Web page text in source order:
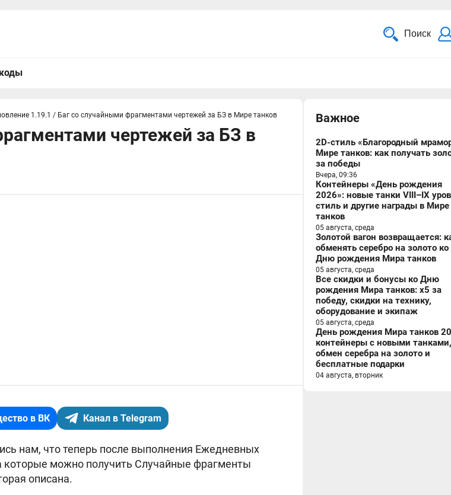
Поиск
1.19.1 / Баг со случайными фрагментами чертежей за БЗ в Мире танков
чертежей за БЗ в
в ВК Канал в Telegram
нам, что теперь после выполнения Ежедневных
которые можно получить Случайные фрагменты
описана.
Важное
2D-стиль «Благородный
Мире танков: как получать
за победы
Вчера, 09:36
Контейнеры «День рождения
2026»: новые танки VIII–IX
стиль и другие награды в Мире
танков
05 августа, среда
Золотой вагон возвращается:
обменять серебро на золото ко
Дню рождения Мира танков
05 августа, среда
Все скидки и бонусы ко Дню
рождения Мира танков: x5 за
победу, скидки на технику,
оборудование и экипаж
05 августа, среда
День рождения Мира танков
контейнеры с новыми танками,
обмен серебра на золото и
бесплатные подарки
04 августа, вторник